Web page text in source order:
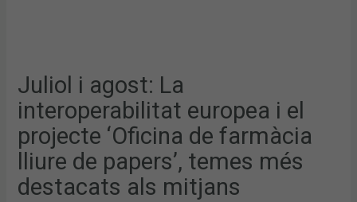
Juliol i agost: La
interoperabilitat europea i el
projecte ‘Oficina de farmàcia
lliure de papers’, temes més
destacats als mitjans